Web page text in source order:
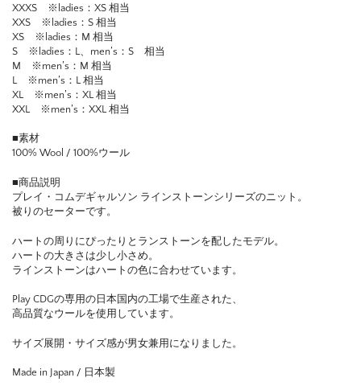
XXXS ※ladies：XS 相当
XXS ※ladies：S 相当
XS ※ladies：M 相当
S ※ladies：L、men’s：S 相当
M ※men’s：M 相当
L ※men’s：L 相当
XL ※men’s：XL 相当
XXL ※men’s：XXL 相当
■素材
100% Wool / 100%ウール
■商品説明
プレイ・コムデギャルソン ラインストーンシリーズのニット。
被りのセーターです。
ハートの周りにぴったりとランストーンを配したモデル。
ハートの大きさは少し小さめ。
ラインストーンはハートの色に合わせています。
Play CDGの専用の日本国内の工場で生産された、
高品質なウールを使用しています。
サイズ展開・サイズ感が男女兼用になりました。
Made in Japan / 日本製